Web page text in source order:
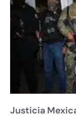
Justicia